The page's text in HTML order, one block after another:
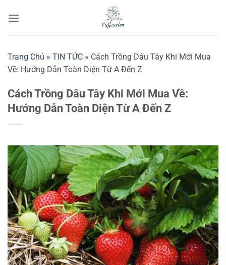
qua
Trang Chủ » TIN TỨC » Cách Trồng Dâu Tây Khi Mới Mua
Về: Hướng Dẫn Toàn Diện Từ A Đến Z
Cách Trồng Dâu Tây Khi Mới Mua Về:
Hướng Dẫn Toàn Diện Từ A Đến Z